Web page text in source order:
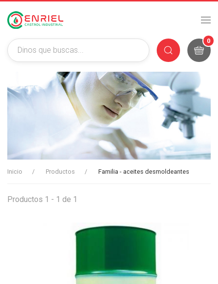
0
Inicio Productos Familia - aceites desmoldeantes
Productos 1 - 1 de 1